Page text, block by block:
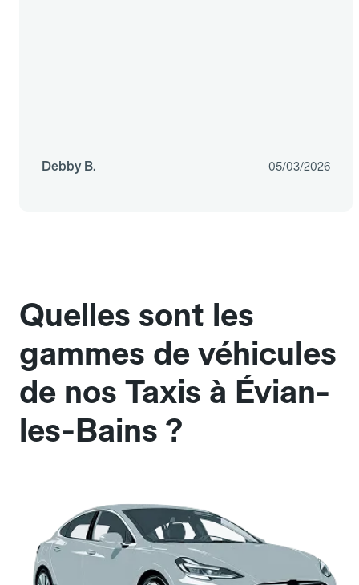
Debby B. 05/03/2026
Quelles sont les
gammes de véhicules
de nos Taxis à Évian-
les-Bains ?